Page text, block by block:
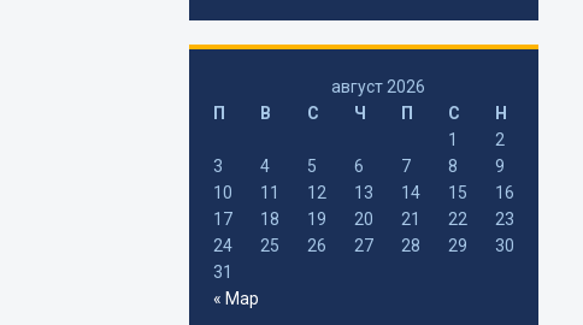
август 2026
П
В С Ч П С
Н
1
2
3
4 5 6 7 8
9
10
11 12 13 14 15
16
17
18 19 20 21 22
23
24
25 26 27 28 29
30
31
« Мар